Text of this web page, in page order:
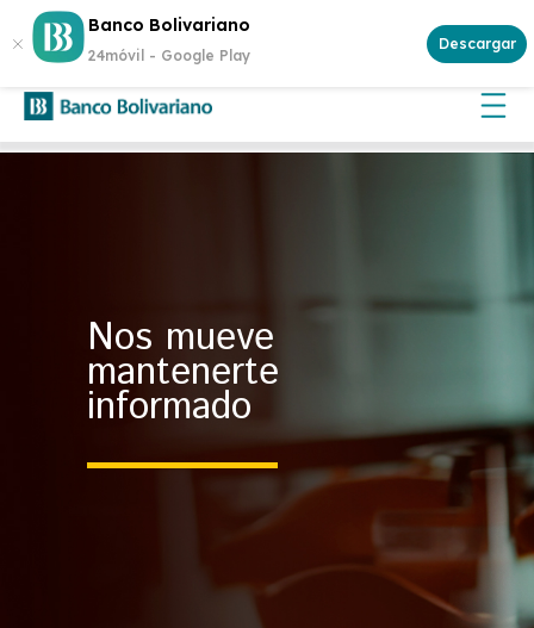
Banco Bolivariano
24móvil - Google Play
Descargar
¿Buscas invertir con seguridad? Genera rentabilidad con un
Certificado de Depósito
Nos mueve
mantenerte
informado